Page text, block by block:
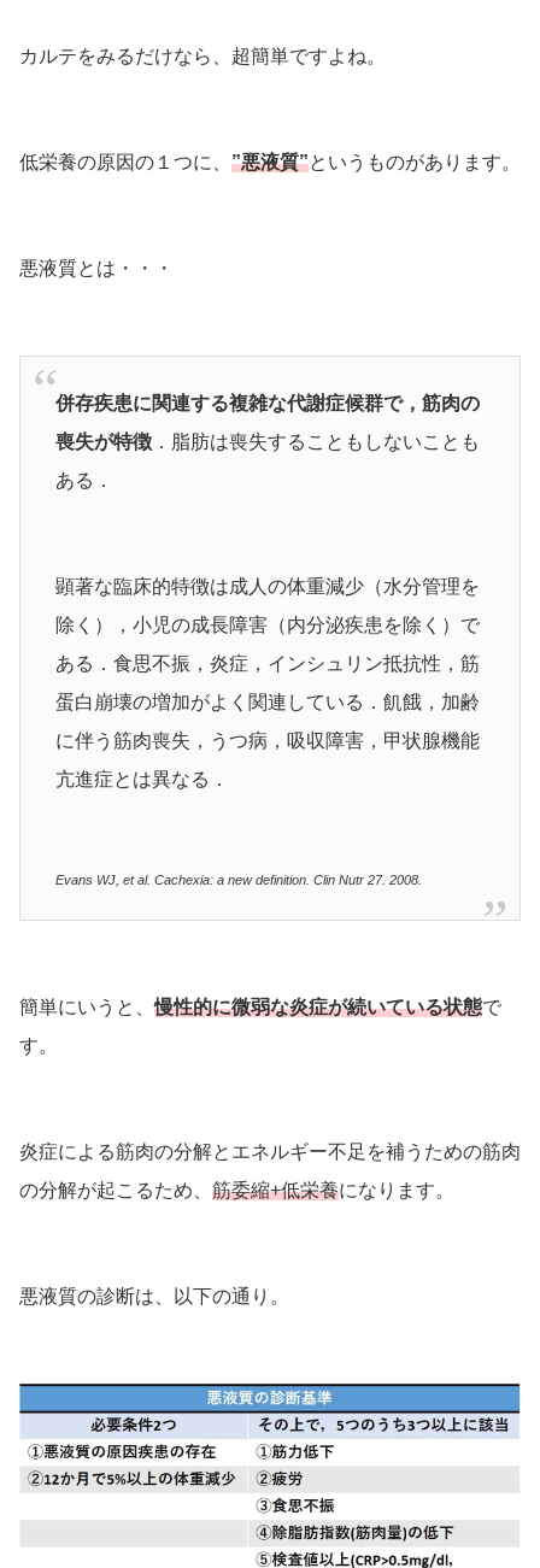
カルテをみるだけなら、超簡単ですよね。
低栄養の原因の１つに、 ”悪液質”というものがあります。
悪液質とは・・・
併存疾患に関連する複雑な代謝症候群で，筋肉の
喪失が特徴．脂肪は喪失することもしないことも
ある．
顕著な臨床的特徴は成人の体重減少（水分管理を
除く），小児の成長障害（内分泌疾患を除く）で
ある．食思不振，炎症，インシュリン抵抗性，筋
蛋白崩壊の増加がよく関連している．飢餓，加齢
に伴う筋肉喪失，うつ病，吸収障害，甲状腺機能
亢進症とは異なる．
Evans WJ, et al. Cachexia: a new definition. Clin Nutr 27. 2008.
簡単にいうと、慢性的に微弱な炎症が続いている状態で
す。
炎症による筋肉の分解とエネルギー不足を補うための筋肉
の分解が起こるため、 筋委縮+低栄養になります。
悪液質の診断は、以下の通り。